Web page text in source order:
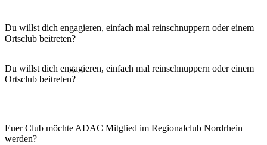
Du willst dich engagieren, einfach mal reinschnuppern oder einem
Ortsclub beitreten?
Du willst dich engagieren, einfach mal reinschnuppern oder einem
Ortsclub beitreten?
Euer Club möchte ADAC Mitglied im Regionalclub Nordrhein
werden?